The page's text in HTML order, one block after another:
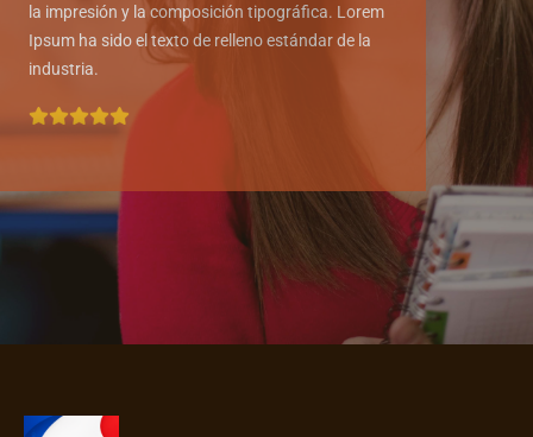
la impresión y la composición tipográfica. Lorem
Ipsum ha sido el texto de relleno estándar de la
industria.